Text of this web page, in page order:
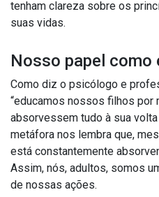
tenham clareza sobre os
suas vidas.
Nosso papel como
Como diz o psicólogo e
“educamos nossos filhos por
absorvessem tudo à sua
metáfora nos lembra que,
está constantemente
Assim, nós, adultos, somos
de nossas ações.